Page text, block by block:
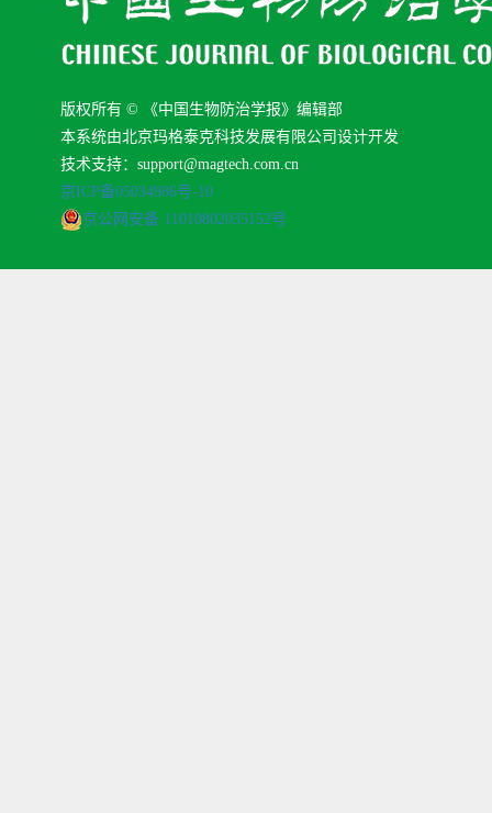
版权所有 © 《中国生物防治学报》编辑部
本系统由北京玛格泰克科技发展有限公司设计开发
技术支持：support@magtech.com.cn
京ICP备05034986号-10
京公网安备 11010802035152号